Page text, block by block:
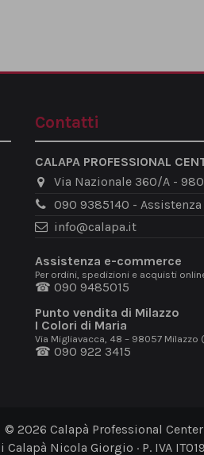
Contatti
CALAPA PROFESSIONAL
Via Nazionale 360/A -
090 9385140 -
info@calapa.it
Assistenza e-commerce
Per ordini, spedizioni e acquisti
☎ 090 9485015
Punto vendita di Milazzo
I Colori di Maria
Via Migliavacca, 48 – 98057 Milazzo
☎ 090 922 3415
© 2026 Calapà Professional Center
Calapà Nicola Giorgio · P. IVA